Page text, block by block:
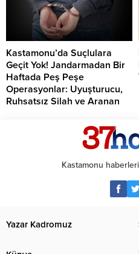
Kastamonu’da Suçlulara
Geçit Yok! Jandarmadan Bir
Haftada Peş Peşe
Operasyonlar: Uyuşturucu,
Ruhsatsız Silah ve Aranan
Kastamonu
Yazar Kadromuz